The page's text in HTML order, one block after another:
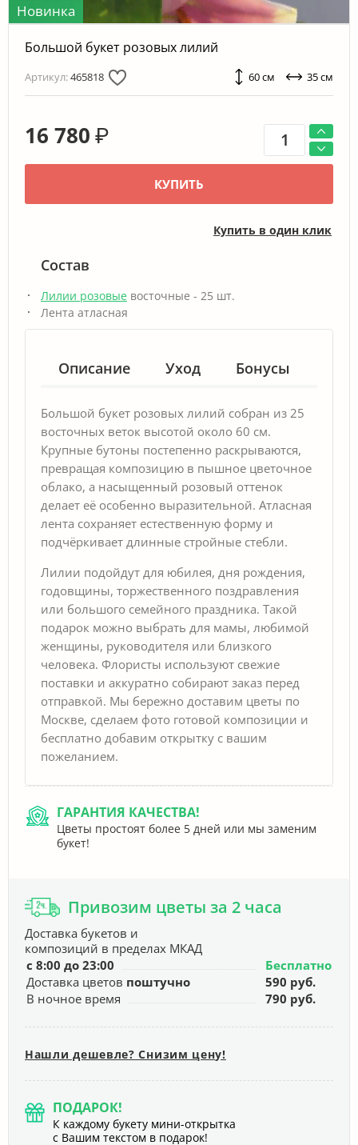
Новинка
Большой букет розовых лилий
Артикул:465818 60 см 35 см
16 780 ₽
КУПИТЬ
Купить в один клик
Состав
Лилии розовые восточные - 25 шт.
Лента атласная
Описание Уход Бонусы
Большой букет розовых лилий собран из 25
восточных веток высотой около 60 см.
Крупные бутоны постепенно раскрываются,
превращая композицию в пышное цветочное
облако, а насыщенный розовый оттенок
делает её особенно выразительной. Атласная
лента сохраняет естественную форму и
подчёркивает длинные стройные стебли.
Лилии подойдут для юбилея, дня рождения,
годовщины, торжественного поздравления
или большого семейного праздника. Такой
подарок можно выбрать для мамы, любимой
женщины, руководителя или близкого
человека. Флористы используют свежие
поставки и аккуратно собирают заказ перед
отправкой. Мы бережно доставим цветы по
Москве, сделаем фото готовой композиции и
бесплатно добавим открытку с вашим
пожеланием.
ГАРАНТИЯ КАЧЕСТВА!
Цветы простоят более 5 дней или мы заменим
букет!
Привозим цветы за 2 часа
Доставка букетов и
композиций в пределах МКАД
с 8:00 до 23:00
Бесплатно
Доставка цветов поштучно
590 руб.
В ночное время
790 руб.
Нашли дешевле? Снизим цену!
ПОДАРОК!
К каждому букету мини-открытка
с Вашим текстом в подарок!